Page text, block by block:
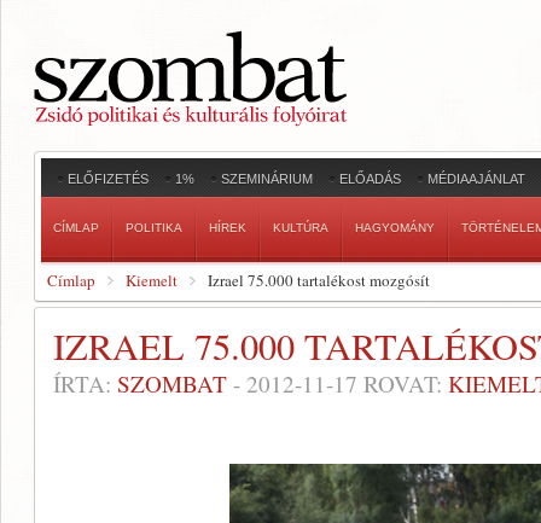
ELŐFIZETÉS 1% SZEMINÁRIUM ELŐADÁS MÉDIAAJÁNLAT
CÍMLAP POLITIKA HÍREK KULTÚRA HAGYOMÁNY
Címlap Kiemelt Izrael 75.000 tartalékost mozgósít
IZRAEL 75.000
ÍRTA: SZOMBAT - 2012-11-17 ROVAT: